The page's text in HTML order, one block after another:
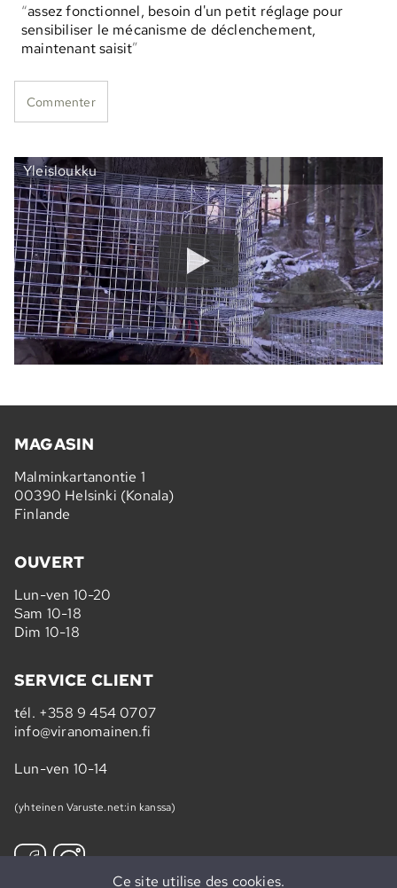
assez fonctionnel, besoin d'un petit réglage pour
sensibiliser le mécanisme de déclenchement,
maintenant saisit
Commenter
Yleisloukku
MAGASIN
Malminkartanontie 1
00390 Helsinki (Konala)
Finlande
OUVERT
Lun-ven 10-20
Sam 10-18
Dim 10-18
SERVICE CLIENT
tél. +358 9 454 0707
info@viranomainen.fi
Lun-ven 10-14
(yhteinen Varuste.net:in kanssa)
Ce site utilise des cookies.